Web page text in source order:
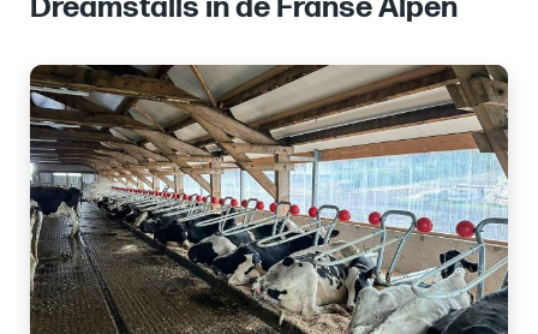
Dreamstalls in de Franse Alpen
Images
of